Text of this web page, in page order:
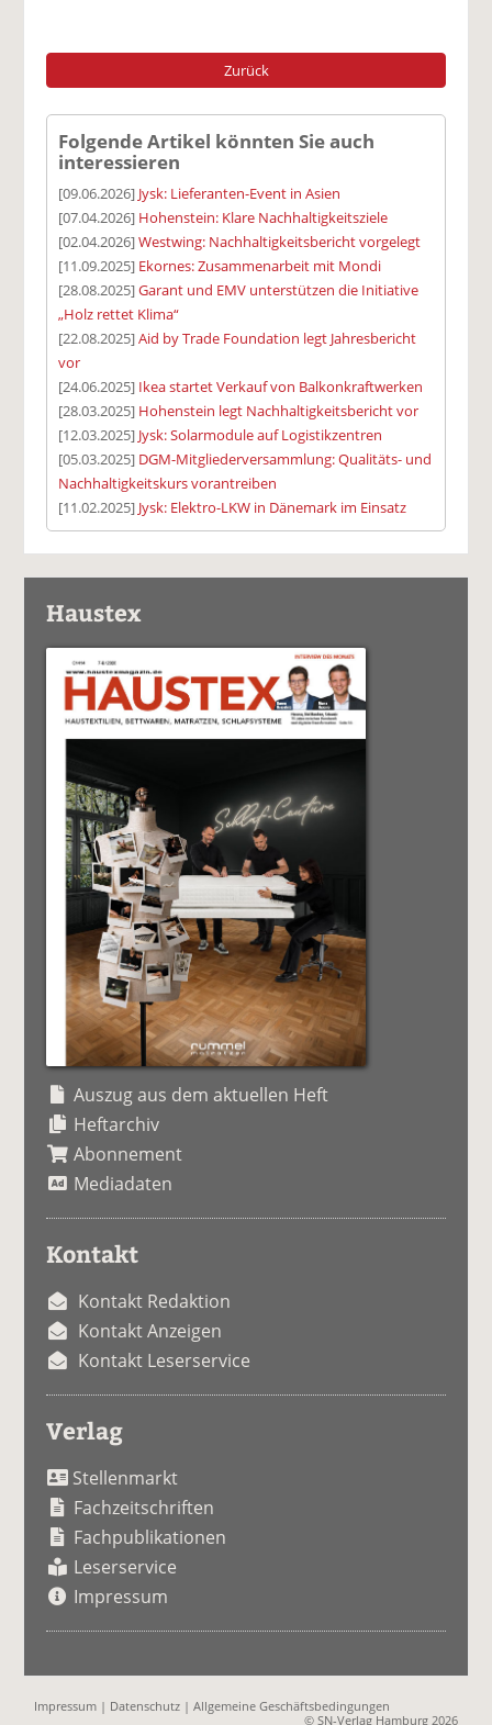
Zurück
Folgende Artikel könnten Sie auch
interessieren
[09.06.2026] Jysk: Lieferanten-Event in Asien
[07.04.2026] Hohenstein: Klare Nachhaltigkeitsziele
[02.04.2026]Westwing: Nachhaltigkeitsbericht vorgelegt
[11.09.2025] Ekornes: Zusammenarbeit mit Mondi
[28.08.2025]Garant und EMV unterstützen die Initiative
„Holz rettet Klima“
[22.08.2025]Aid by Trade Foundation legt Jahresbericht
vor
[24.06.2025] Ikea startet Verkauf von Balkonkraftwerken
[28.03.2025] Hohenstein legt Nachhaltigkeitsbericht vor
[12.03.2025] Jysk: Solarmodule auf Logistikzentren
[05.03.2025] DGM-Mitgliederversammlung: Qualitäts- und
Nachhaltigkeitskurs vorantreiben
[11.02.2025] Jysk: Elektro-LKW in Dänemark im Einsatz
Haustex
Auszug aus dem aktuellen Heft
Heftarchiv
Abonnement
Mediadaten
Kontakt
Kontakt Redaktion
Kontakt Anzeigen
Kontakt Leserservice
Verlag
Stellenmarkt
Fachzeitschriften
Fachpublikationen
Leserservice
Impressum
Impressum | Datenschutz |Allgemeine Geschäftsbedingungen
© SN-Verlag Hamburg 2026